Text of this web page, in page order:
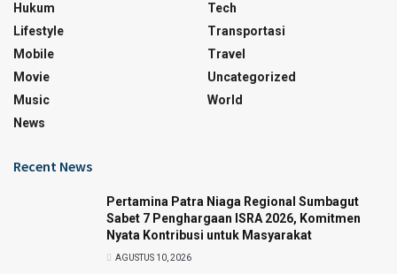
Hukum
Lifestyle
Mobile
Movie
Music
News
Tech
Transportasi
Travel
Uncategorized
World
Recent News
Pertamina Patra Niaga Regional Sumbagut
Sabet 7 Penghargaan ISRA 2026, Komitmen
Nyata Kontribusi untuk Masyarakat
AGUSTUS 10, 2026